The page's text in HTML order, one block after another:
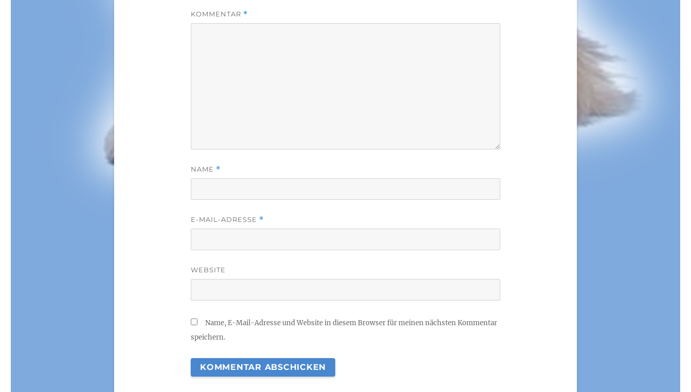
KOMMENTAR *
NAME *
E-MAIL-ADRESSE *
WEBSITE
Name, E-Mail-Adresse und Website in diesem Browser für meinen nächsten Kommentar
speichern.